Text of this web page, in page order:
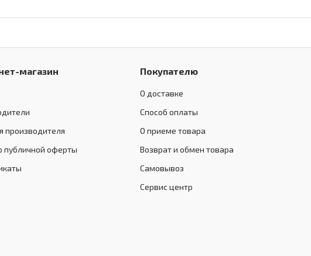
магазин
производителя
публичной оферты
Покупателю
О доставке
Способ оплаты
О приеме товара
Возврат и обмен товара
Самовывоз
Сервис центр